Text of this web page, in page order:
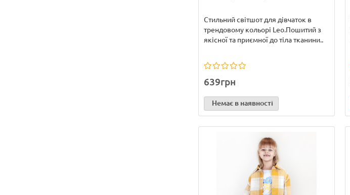
Стильний світшот для дівчаток в
трендовому кольорі Leo.Пошитий з
якісної та приємної до тіла тканини..
639грн
Немає в наявності